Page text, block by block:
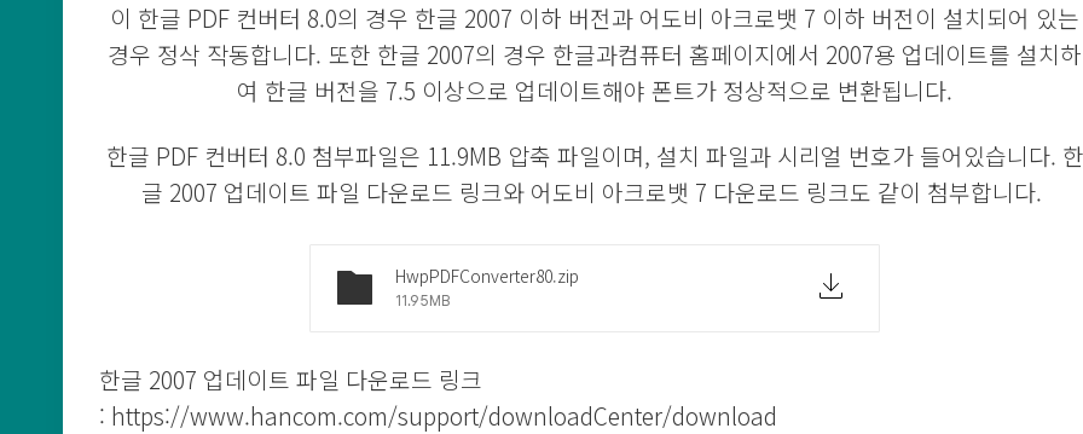
이 한글 PDF 컨버터 8.0의 경우 한글 2007 이하 버전과 어도비 아크로뱃 7 이하 버전이 설치되어 있는
경우 정삭 작동합니다. 또한 한글 2007의 경우 한글과컴퓨터 홈페이지에서 2007용 업데이트를 설치하
여 한글 버전을 7.5 이상으로 업데이트해야 폰트가 정상적으로 변환됩니다.
한글 PDF 컨버터 8.0 첨부파일은 11.9MB 압축 파일이며, 설치 파일과 시리얼 번호가 들어있습니다. 한
글 2007 업데이트 파일 다운로드 링크와 어도비 아크로뱃 7 다운로드 링크도 같이 첨부합니다.
HwpPDFConverter80.zip
11.95MB
한글 2007 업데이트 파일 다운로드 링크
: https://www.hancom.com/support/downloadCenter/download